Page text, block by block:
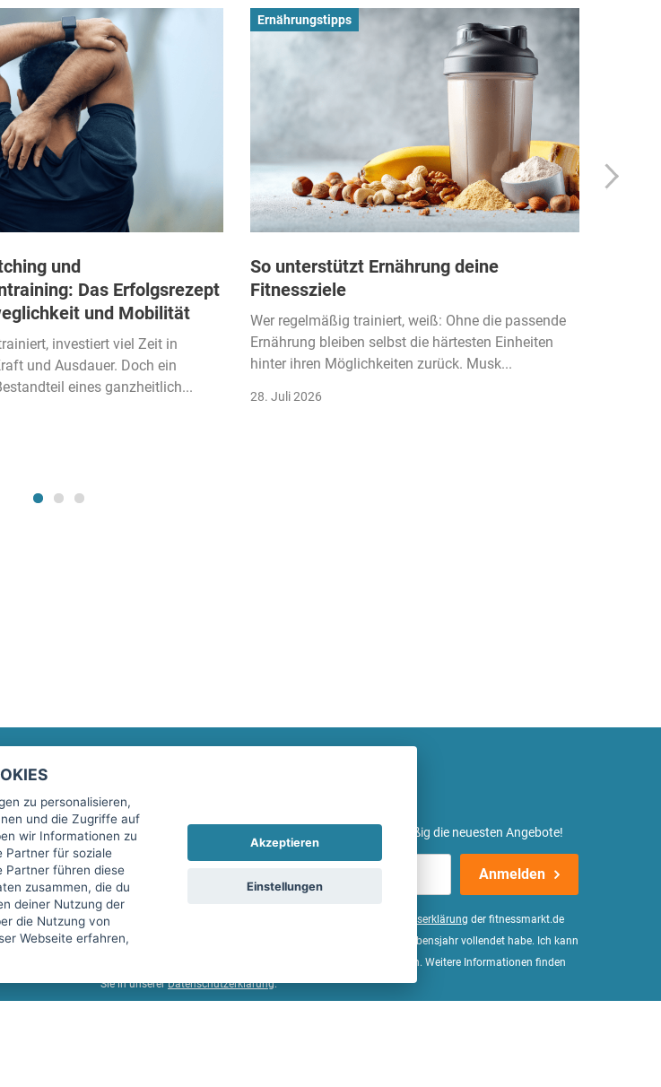
und
Das Erfolgsrezept
und Mobilität
investiert viel Zeit in
und Ausdauer. Doch ein
eines ganzheitlich...
Ernährungstipps
So unterstützt Ernährung deine
Fitnessziele
Wer regelmäßig trainiert, weiß: Ohne die passende
Ernährung bleiben selbst die härtesten Einheiten
hinter ihren Möglichkeiten zurück. Musk...
28. Juli 2026
fitnessmarkt.de Newsletter
Trage dich hier für unseren Newsletter ein und erhalte regelmäßig die neuesten Angebote!
Anmelden
Ich stimme der Verarbeitung meiner Daten, wie in der Einwilligungserklärung der fitnessmarkt.de
services GmbH beschrieben, zu und bestätige, dass ich das 16. Lebensjahr vollendet habe. Ich kann
diese Einwilligung jederzeit mit Wirkung für die Zukunft widerrufen. Weitere Informationen finden
Sie in unsererDatenschutzerklärung.
zu personalisieren,
und die Zugriffe auf
wir Informationen zu
Partner für soziale
Partner führen diese
zusammen, die du
deiner Nutzung der
die Nutzung von
Webseite erfahren,
Akzeptieren
Einstellungen